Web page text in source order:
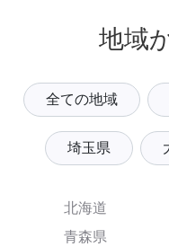
地域
全ての地域
埼玉県
北海道
青森県